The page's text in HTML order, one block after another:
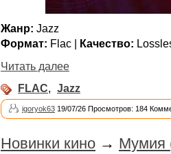
Жанр: Jazz
Формат: Flac | Качество:
Читать далее
FLAC, Jazz
igoryok63 19/07/26 Просмотров: 184
Новинки кино → Мумия